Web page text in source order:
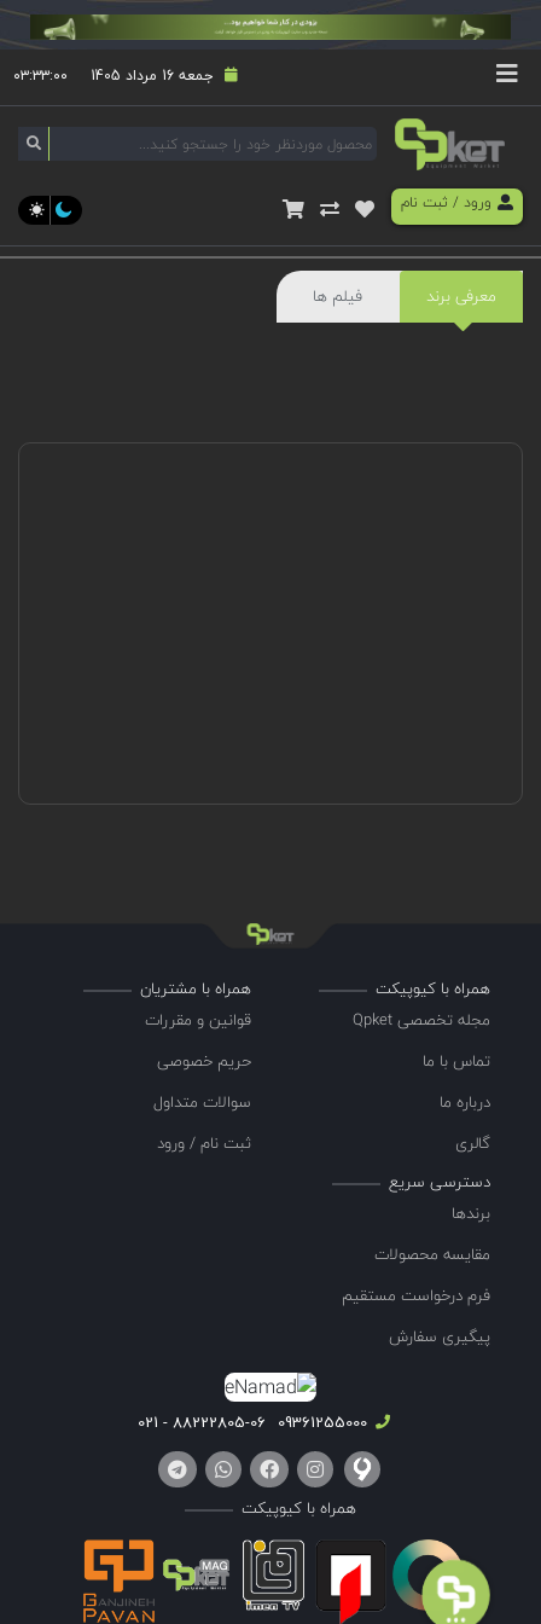
جمعه 16 مرداد 1405 ۰۳:۳۳:۰۰
ورود/ ثبت نام
معرفی برند فیلم ها
همراه با کیوپیکت
مجله تخصصی Qpket
تماس با ما
درباره ما
گالری
همراه با مشتریان
قوانین و مقررات
حریم خصوصی
سوالات متداول
ثبت نام / ورود
دسترسی سریع
برندها
مقایسه محصولات
فرم درخواست مستقیم
پیگیری سفارش
09361255000
88222805-06 - 021
همراه با کیوپیکت